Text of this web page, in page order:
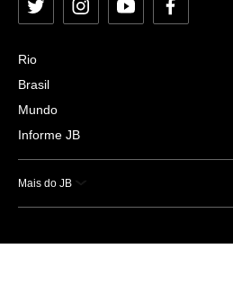
Twitter InstagramYouTubeFacebook
Rio
Brasil
Mundo
Informe JB
Mais do JB
Esportes